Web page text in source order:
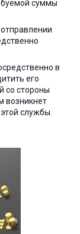
суммы
в
его
со стороны
возникнет
службы.